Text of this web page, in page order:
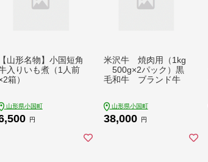
【山形名物】小国短角
入りいも煮（1人前
箱）
山形県小国町
円
米沢牛 焼肉用（1kg
500g×2パック）黒
毛和牛 ブランド牛
山形県小国町
38,000 円